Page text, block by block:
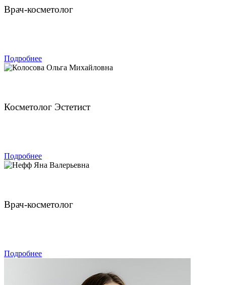
Врач-косметолог
Подробнее
Косметолог Эстетист
Подробнее
Врач-косметолог
Подробнее